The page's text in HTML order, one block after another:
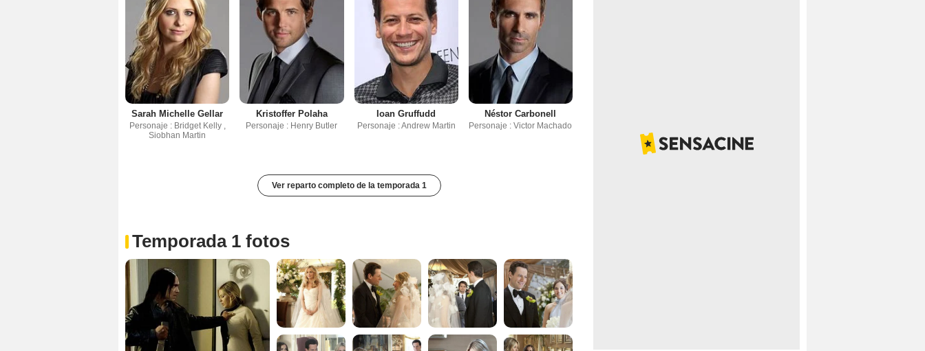
Sarah Michelle Gellar
Personaje : Bridget Kelly ,
Siobhan Martin
Kristoffer Polaha
Personaje : Henry Butler
Ioan Gruffudd
Personaje : Andrew Martin
Néstor Carbonell
Personaje : Victor Machado
Ver reparto completo de la temporada 1
Temporada 1 fotos